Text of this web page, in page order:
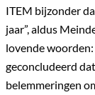
ITEM bijzonder
jaar”, aldus
lovende
geconcludeerd
belemmeringen